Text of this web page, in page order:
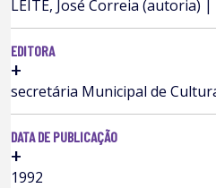
LEITE, José Correia (autoria)
EDITORA
+
secretária Municipal de
DATA DE PUBLICAÇÃO
+
1992